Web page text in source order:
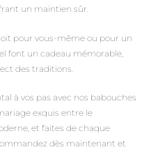
un maintien sûr.
pour vous-même ou pour un
font un cadeau mémorable,
des traditions.
à vos pas avec nos babouches
exquis entre le
et faites de chaque
dès maintenant et